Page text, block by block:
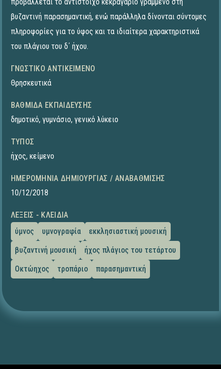
βυζαντινή παρασημαντική, ενώ παράλληλα δίνονται σύντομες
πληροφορίες για το ύφος και τα ιδιαίτερα χαρακτηριστικά
του πλάγιου του δ΄ ήχου.
ΓΝΩΣΤΙΚΌ ΑΝΤΙΚΕΊΜΕΝΟ
Θρησκευτικά
ΒΑΘΜΊΔΑ ΕΚΠΑΊΔΕΥΣΗΣ
δημοτικό, γυμνάσιο, γενικό λύκειο
ΤΎΠΟΣ
ήχος, κείμενο
ΗΜΕΡΟΜΗΝΊΑ ΔΗΜΙΟΥΡΓΊΑΣ / ΑΝΑΒΆΘΜΙΣΗΣ
10/12/2018
ΛΈΞΕΙΣ - ΚΛΕΙΔΙΆ
ύμνος
υμνογραφία
εκκλησιαστική μουσική
βυζαντινή μουσική
ήχος πλάγιος του τετάρτου
Οκτώηχος
τροπάριο παρασημαντική